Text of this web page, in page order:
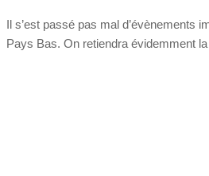
Il s’est passé pas mal d’évènements
Pays Bas. On retiendra évidemment